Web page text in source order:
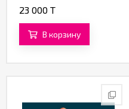
(фрикциями) и
стимуляцией от
«SXTOP»
23 000 T
В корзину